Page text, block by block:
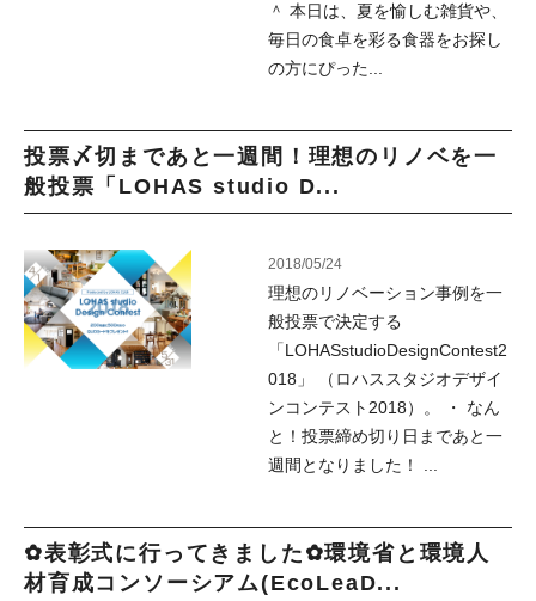
＾ 本日は、夏を愉しむ雑貨や、
毎日の食卓を彩る食器をお探し
の方にぴった...
投票〆切まであと一週間！理想のリノベを一
般投票「LOHAS studio D...
2018/05/24
理想のリノベーション事例を一
般投票で決定する
「LOHASstudioDesignContest2
018」 （ロハススタジオデザイ
ンコンテスト2018）。 ・ なん
と！投票締め切り日まであと一
週間となりました！ ...
✿表彰式に行ってきました✿環境省と環境人
材育成コンソーシアム(EcoLeaD...